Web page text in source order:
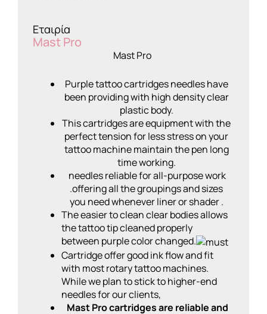
Εταιρία
Mast Pro
Mast Pro
Purple tattoo cartridges needles have
been providing with high density clear
plastic body.
This cartridges are equipment with the
perfect tension for less stress on your
tattoo machine maintain the pen long
time working.
needles reliable for all-purpose work
.offering all the groupings and sizes
you need whenever liner or shader .
The easier to clean clear bodies allows
the tattoo tip cleaned properly
between purple color changed.
Cartridge offer good ink flow and fit
with most rotary tattoo machines.
While we plan to stick to higher-end
needles for our clients,
Mast Pro cartridges are reliable and